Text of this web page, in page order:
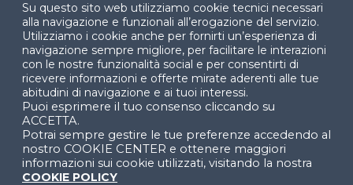
Facebook LinkedIn
YouTube X
Su questo sito web utilizziamo cookie tecnici necessari
alla navigazione e funzionali all’erogazione del servizio.
Utilizziamo i cookie anche per fornirti un’esperienza di
navigazione sempre migliore, per facilitare le interazioni
con le nostre funzionalità social e per consentirti di
ricevere informazioni e offerte mirate aderenti alle tue
abitudini di navigazione e ai tuoi interessi.
Puoi esprimere il tuo consenso cliccando su
ACCETTA.
Potrai sempre gestire le tue preferenze accedendo al
nostro COOKIE CENTER e ottenere maggiori
informazioni sui cookie utilizzati, visitando la nostra
COOKIE POLICY